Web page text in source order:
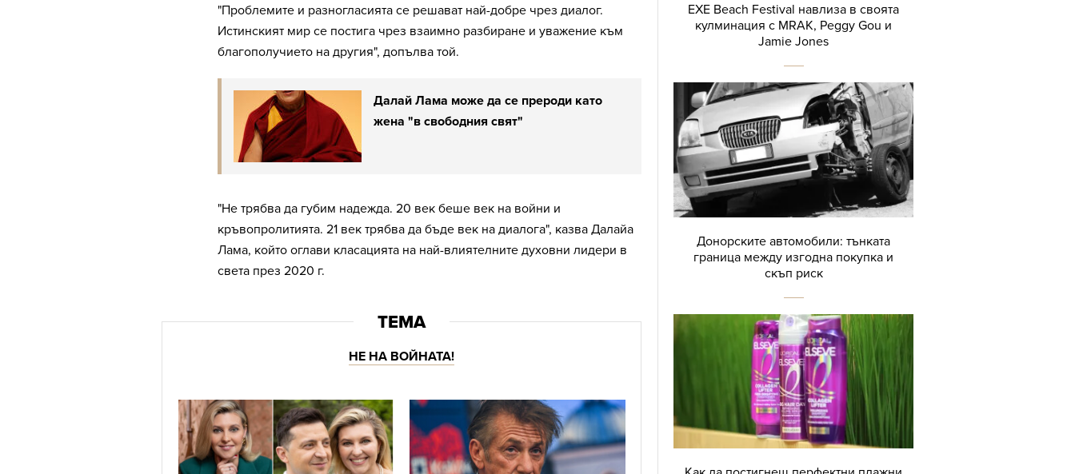
"Проблемите и разногласията се решават най-добре чрез диалог.
Истинският мир се постига чрез взаимно разбиране и уважение към
благополучието на другия", допълва той.
Далай Лама може да се прероди като
жена "в свободния свят"
"Не трябва да губим надежда. 20 век беше век на войни и
кръвопролитията. 21 век трябва да бъде век на диалога", казва Далайа
Лама, който оглави класацията на най-влиятелните духовни лидери в
света през 2020 г.
НЕ НА ВОЙНАТА!
EXE Beach Festival навлиза в своята
кулминация с MRAK, Peggy Gou и
Jamie Jones
Донорските автомобили: тънката
граница между изгодна покупка и
скъп риск